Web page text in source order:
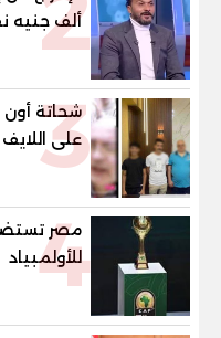
ألف جنيه
سعيد،
المتجمد
3
شحاتة
على
4
مصر
للأولمبياد